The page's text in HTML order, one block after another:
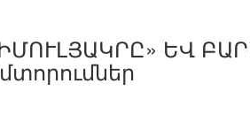
ԵՎ